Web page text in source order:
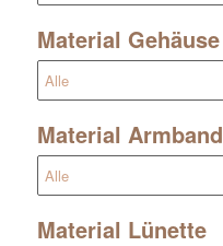
Material Gehäuse
Material Armband
Material Lünette